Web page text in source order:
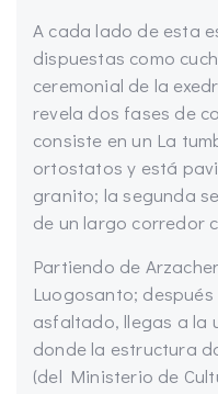
A cada lado de esta
dispuestas como
ceremonial de la
revela dos fases de
consiste en un La
ortostatos y está
granito; la segunda
de un largo corredor
Partiendo de
Luogosanto;
asfaltado, llegas a la
donde la estructura
(del Ministerio de